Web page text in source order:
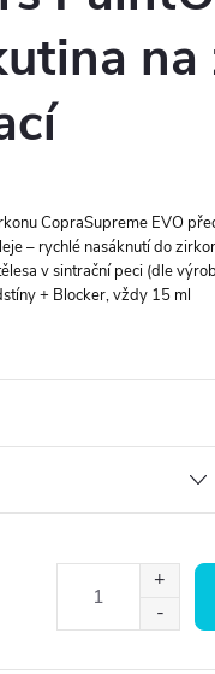
na
CopraSupreme EVO
– rychlé nasáknutí do
v sintrační peci (dle
+ Blocker, vždy 15 ml